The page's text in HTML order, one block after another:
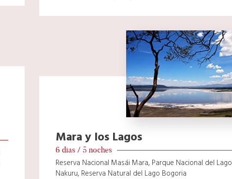
Mara y los Lagos
6 dias / 5 noches
Reserva Nacional Masái Mara, Parque Nacional del Lago
Nakuru, Reserva Natural del Lago Bogoria